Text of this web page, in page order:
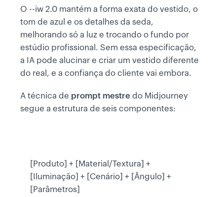
O --iw 2.0 mantém a forma exata do vestido, o
tom de azul e os detalhes da seda,
melhorando só a luz e trocando o fundo por
estúdio profissional. Sem essa especificação,
a IA pode alucinar e criar um vestido diferente
do real, e a confiança do cliente vai embora.
A técnica de prompt mestre do Midjourney
segue a estrutura de seis componentes:
[Produto] + [Material/Textura] +
[Iluminação] + [Cenário] + [Ângulo] +
[Parâmetros]